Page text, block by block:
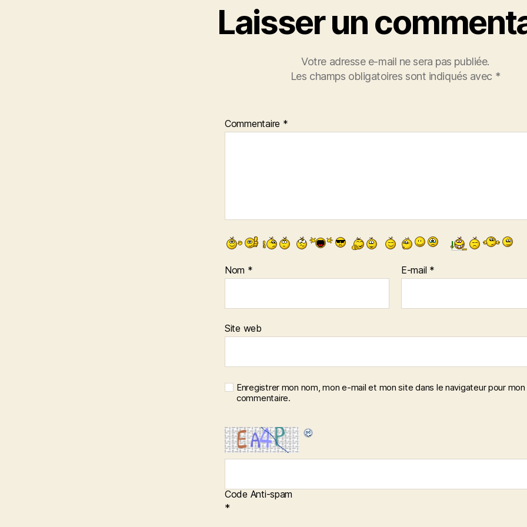
Laisser un
Votre adresse e-mail ne sera pas publiée.
Les champs obligatoires sont indiqués avec *
Commentaire *
Nom * E-mail *
Site web
Enregistrer mon nom, mon e-mail et mon site dans le navigateur pour mon
commentaire.
Code Anti-spam
*